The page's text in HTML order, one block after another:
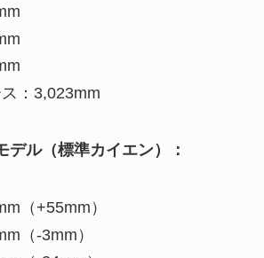
：3,023mm
デル（標準カイエン）：
（+55mm）
（-3mm）